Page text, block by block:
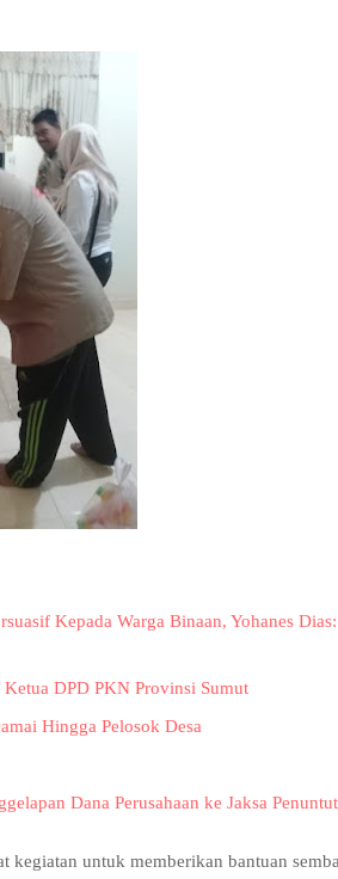
Kepada Warga Binaan, Yohanes
DPD PKN Provinsi Sumut
Hingga Pelosok Desa
Dana Perusahaan ke Jaksa
kegiatan untuk memberikan bantuan